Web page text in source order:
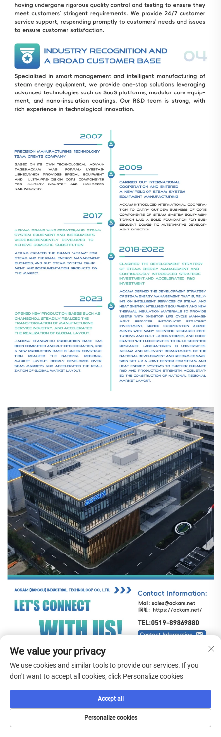
Produk Rekomendasi
We value your privacy
We use cookies and similar tools to provide our services. If you
don't want to accept all cookies, click Personalize cookies.
Personalize cookies
Accept all